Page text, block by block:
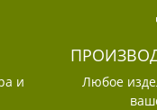
и
Любое